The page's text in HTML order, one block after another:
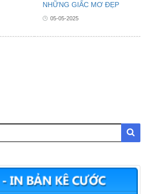
NHỮNG GIẤC MƠ ĐẸP
05-05-2025